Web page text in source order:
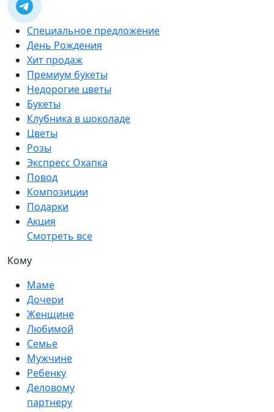
Специальное предложение
День Рождения
Хит продаж
Премиум букеты
Недорогие цветы
Букеты
Клубника в шоколаде
Цветы
Розы
Экспресс Охапка
Повод
Композиции
Подарки
Акция
Смотреть все
Кому
Маме
Дочери
Женщине
Любимой
Семье
Мужчине
Ребенку
Деловому
партнеру